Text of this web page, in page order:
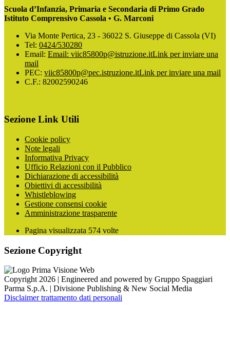
Scuola d’Infanzia, Primaria e Secondaria di Primo Grado
Istituto Comprensivo Cassola • G. Marconi
Via Monte Pertica, 23 - 36022 S. Giuseppe di Cassola (VI)
Tel: 0424/530280
Email: Email: viic85800p@istruzione.itLink per inviare una
mail
PEC: viic85800p@pec.istruzione.itLink per inviare una mail
C.F.: 82002590246
Sezione Link Utili
Cookie policy
Note legali
Informativa Privacy
Ufficio Relazioni con il Pubblico
Dichiarazione di accessibilità
Obiettivi di accessibilità
Whistleblowing
Gestione consensi cookie
Amministrazione trasparente
Pagina visualizzata 574 volte
Sezione Copyright
Copyright 2026 | Engineered and powered by Gruppo Spaggiari
Parma S.p.A. | Divisione Publishing & New Social Media
Disclaimer trattamento dati personali